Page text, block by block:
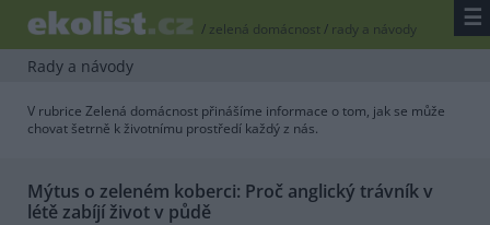
/ zelená domácnost/ rady a návody ☰
Rady a návody
V rubrice Zelená domácnost přinášíme informace o tom, jak se může
chovat šetrně k životnímu prostředí každý z nás.
Mýtus o zeleném koberci: Proč anglický trávník v
létě zabíjí život v půdě